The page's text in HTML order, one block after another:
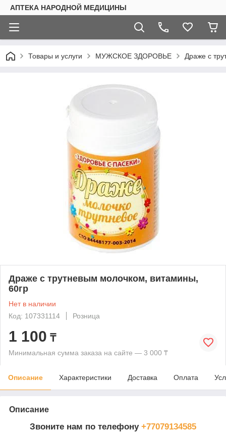
АПТЕКА НАРОДНОЙ МЕДИЦИНЫ
Товары и услуги МУЖСКОЕ ЗДОРОВЬЕ Драже с
Драже с трутневым молочком, витамины,
60гр
Нет в наличии
Код: 107331114
Розница
1 100 ₸
Минимальная сумма заказа на сайте — 3 000 ₸
Описание Характеристики Доставка Оплата
Описание
Звоните нам по телефону +77079134585